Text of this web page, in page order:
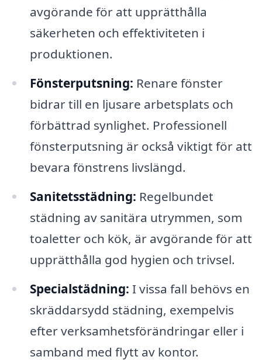
avgörande för att upprätthålla
säkerheten och effektiviteten i
produktionen.
Fönsterputsning: Renare fönster
bidrar till en ljusare arbetsplats och
förbättrad synlighet. Professionell
fönsterputsning är också viktigt för att
bevara fönstrens livslängd.
Sanitetsstädning: Regelbundet
städning av sanitära utrymmen, som
toaletter och kök, är avgörande för att
upprätthålla god hygien och trivsel.
Specialstädning: I vissa fall behövs en
skräddarsydd städning, exempelvis
efter verksamhetsförändringar eller i
samband med flytt av kontor.